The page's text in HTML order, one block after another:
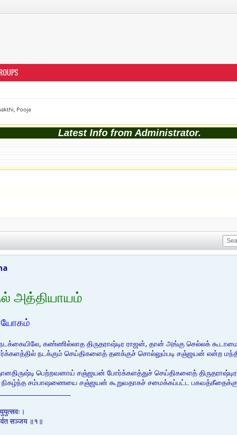
Pooja
Latest Info from Administrator.
அத்தியாயம்
யோகம்
நடக்கையிலே, கண்ணில்லாத திருதராஷ்டிர ராஜன், தான் அங்கு செல்லக்
நடக்கும் செய்திகளைத் தனக்குச் சொல்லும்படி சஞ்ஜயன் என்ற
பெற்றவனாய் சஞ்ஜயன் போர்க்களத்துச் செய்திகளைத்
சம்பாஷணையை சஞ்ஜயன் கூறுவதாகச் சமைக்கப்பட்ட பகவத்கீதைக்கு
सञ्जय ॥१॥